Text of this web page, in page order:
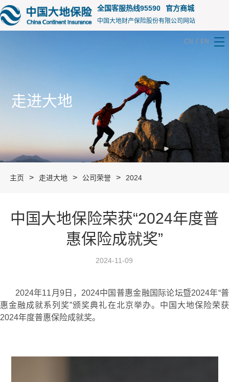
15105 全国客服热线95590 官方商城
中国大地财产保险股份有限公司网站
CN / EN
走进大地
主页 > 走进大地 > 公司荣誉 > 2024
中国大地保险荣获“2024年度普
惠保险成就奖”
2024-11-09
2024年11月9日，2024中国普惠金融国际论坛暨2024年“普
惠金融成就系列奖”颁奖典礼在北京举办。中国大地保险荣获
2024年度普惠保险成就奖。